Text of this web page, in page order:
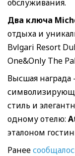
обслуживания.
Два ключа
отдыха и
Bvlgari Resort
One&Only The
Высшая
стиль и
одному отелю:
эталоном
Ранее